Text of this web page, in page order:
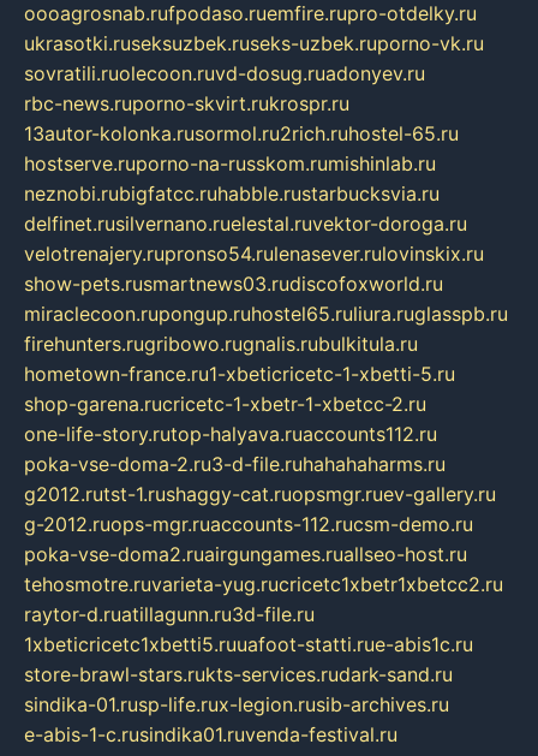
oooagrosnab.rufpodaso.ruemfire.rupro-otdelky.ru
ukrasotki.ruseksuzbek.ruseks-uzbek.ruporno-vk.ru
sovratili.ruolecoon.ruvd-dosug.ruadonyev.ru
rbc-news.ruporno-skvirt.rukrospr.ru
13autor-kolonka.rusormol.ru2rich.ruhostel-65.ru
hostserve.ruporno-na-russkom.rumishinlab.ru
neznobi.rubigfatcc.ruhabble.rustarbucksvia.ru
delfinet.rusilvernano.ruelestal.ruvektor-doroga.ru
velotrenajery.rupronso54.rulenasever.rulovinskix.ru
show-pets.rusmartnews03.rudiscofoxworld.ru
miraclecoon.rupongup.ruhostel65.ruliura.ruglasspb.ru
firehunters.rugribowo.rugnalis.rubulkitula.ru
hometown-france.ru1-xbeticricetc-1-xbetti-5.ru
shop-garena.rucricetc-1-xbetr-1-xbetcc-2.ru
one-life-story.rutop-halyava.ruaccounts112.ru
poka-vse-doma-2.ru3-d-file.ruhahahaharms.ru
g2012.rutst-1.rushaggy-cat.ruopsmgr.ruev-gallery.ru
g-2012.ruops-mgr.ruaccounts-112.rucsm-demo.ru
poka-vse-doma2.ruairgungames.ruallseo-host.ru
tehosmotre.ruvarieta-yug.rucricetc1xbetr1xbetcc2.ru
raytor-d.ruatillagunn.ru3d-file.ru
1xbeticricetc1xbetti5.ruuafoot-statti.rue-abis1c.ru
store-brawl-stars.rukts-services.rudark-sand.ru
sindika-01.rusp-life.rux-legion.rusib-archives.ru
e-abis-1-c.rusindika01.ruvenda-festival.ru